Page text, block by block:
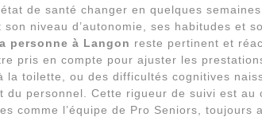
de santé changer en quelques
son niveau d’autonomie, ses habitudes et
personne à Langon reste pertinent et
pris en compte pour ajuster les
la toilette, ou des difficultés cognitives
du personnel. Cette rigueur de suivi est au
comme l’équipe de Pro Seniors, toujours